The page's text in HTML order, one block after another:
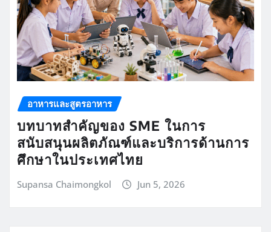
อาหารและสูตรอาหาร
บทบาทสำคัญของ SME ในการ
สนับสนุนผลิตภัณฑ์และบริการด้านการ
ศึกษาในประเทศไทย
Supansa Chaimongkol Jun 5, 2026